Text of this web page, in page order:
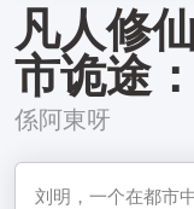
凡人修
市诡途
係阿東呀
刘明，一个在都市